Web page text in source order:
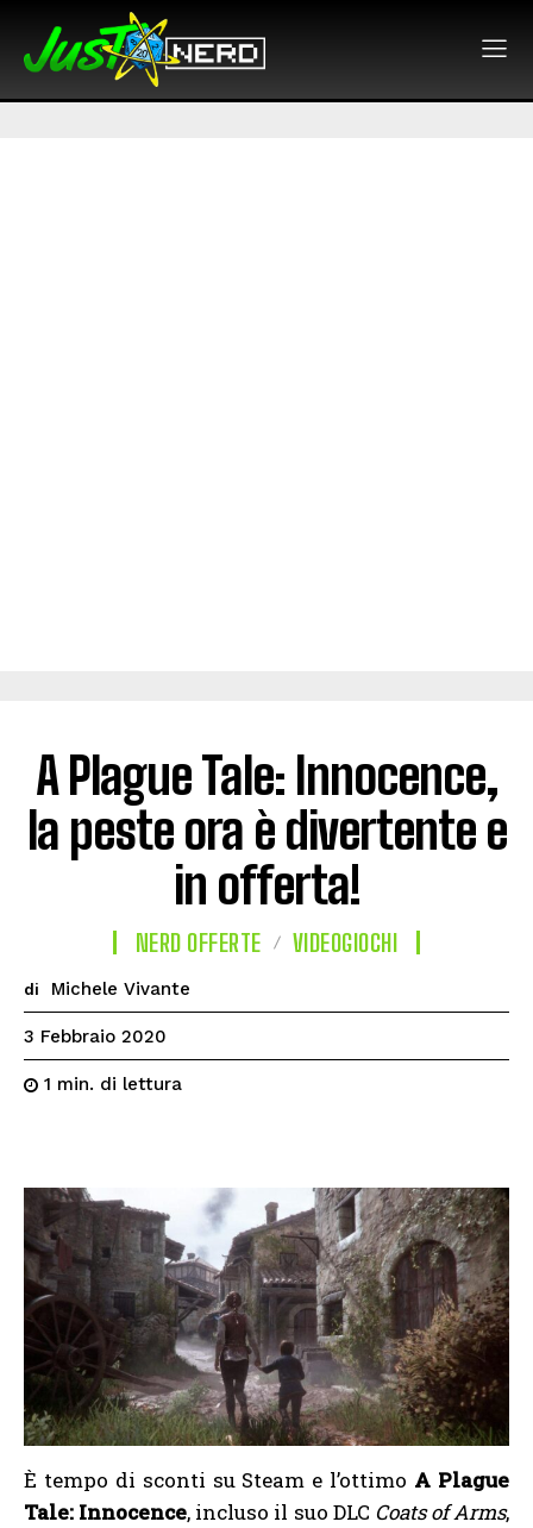
A Plague Tale: Innocence,
la peste ora è divertente e
in offerta!
NERD OFFERTE VIDEOGIOCHI
di Michele Vivante
3 Febbraio 2020
1 min. di lettura
È tempo di sconti su Steam e l’ottimo A Plague
Tale: Innocence, incluso il suo DLC Coats of Arms,